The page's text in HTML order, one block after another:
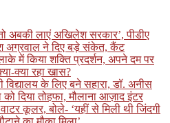
अबकी लाएं अखिलेश सरकार’, पीडीए
अग्रवाल ने दिए बड़े संकेत, कैंट
में किया शक्ति प्रदर्शन, अपने दम पर
क्या रहा खास?
के लिए बने सहारा, डॉ. अनीस
को दिया तोहफा, मौलाना आज़ाद इंटर
कूलर, बोले- ‘यहीं से मिली थी जिंदगी